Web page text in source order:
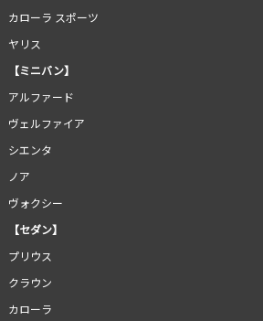
カローラ スポーツ
ヤリス
【ミニバン】
アルファード
ヴェルファイア
シエンタ
ノア
ヴォクシー
【セダン】
プリウス
クラウン
カローラ